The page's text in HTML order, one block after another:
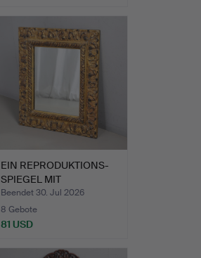
EIN REPRODUKTIONS-
SPIEGEL MIT
VERGOLDETEM …
Beendet 30. Jul 2026
8 Gebote
81 USD